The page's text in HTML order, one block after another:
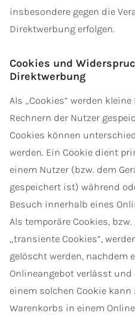
insbesondere gegen die
Direktwerbung erfolgen.
Cookies und
Direktwerbung
Als „Cookies“ werden
Rechnern der Nutzer
Cookies können
werden. Ein Cookie dient
einem Nutzer (bzw. dem
gespeichert ist) während
Besuch innerhalb eines
Als temporäre Cookies,
„transiente Cookies“,
gelöscht werden, nachdem
Onlineangebot verlässt
einem solchen Cookie kann
Warenkorbs in einem